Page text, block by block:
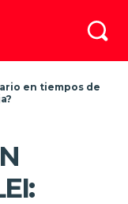
en tiempos de